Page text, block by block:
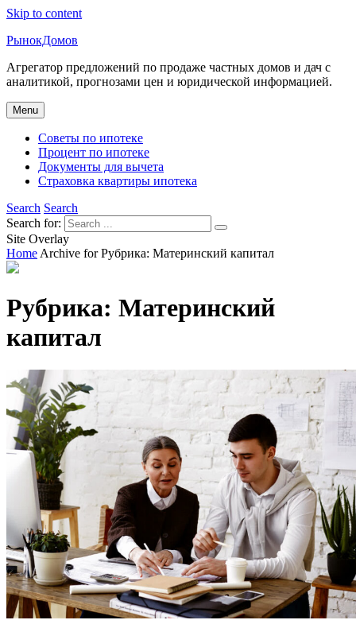
Skip to content
РынокДомов
Агрегатор предложений по продаже частных домов и дач с
аналитикой, прогнозами цен и юридической информацией.
Menu
Советы по ипотеке
Процент по ипотеке
Документы для вычета
Страховка квартиры ипотека
Search Search
Search for:
Site Overlay
Home Archive forРубрика: Материнский капитал
Рубрика: Материнский
капитал